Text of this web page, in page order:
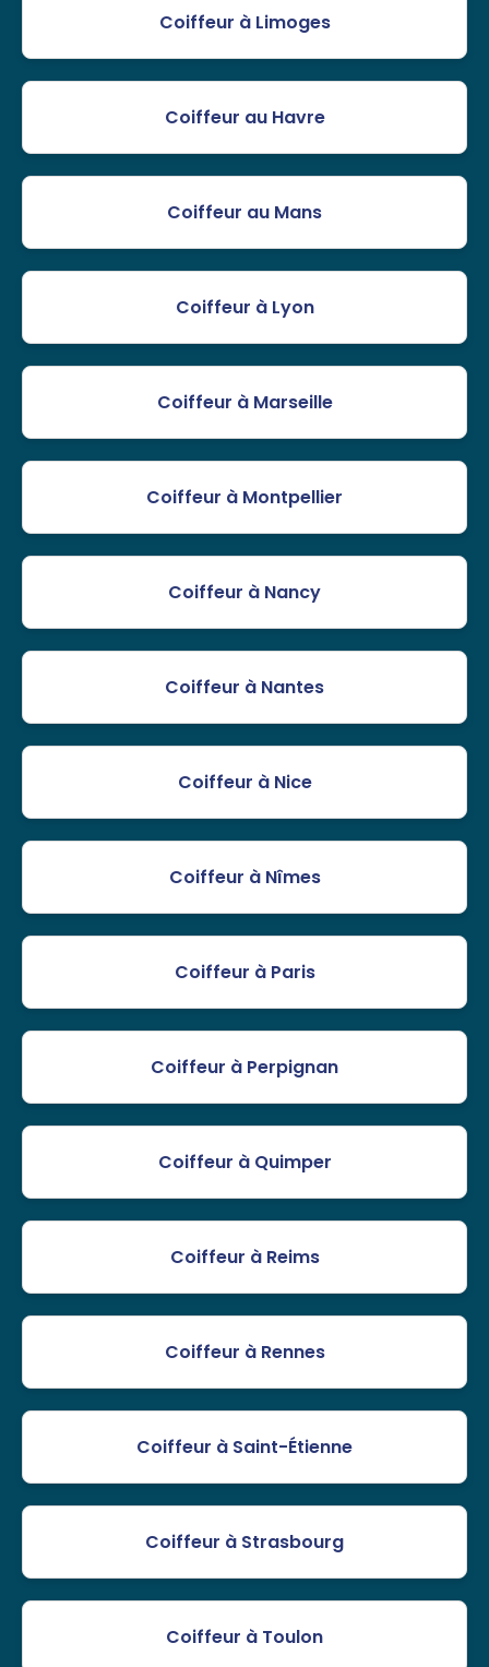
Coiffeur à Limoges
Coiffeur au Havre
Coiffeur au Mans
Coiffeur à Lyon
Coiffeur à Marseille
Coiffeur à Montpellier
Coiffeur à Nancy
Coiffeur à Nantes
Coiffeur à Nice
Coiffeur à Nîmes
Coiffeur à Paris
Coiffeur à Perpignan
Coiffeur à Quimper
Coiffeur à Reims
Coiffeur à Rennes
Coiffeur à Saint-Étienne
Coiffeur à Strasbourg
Coiffeur à Toulon